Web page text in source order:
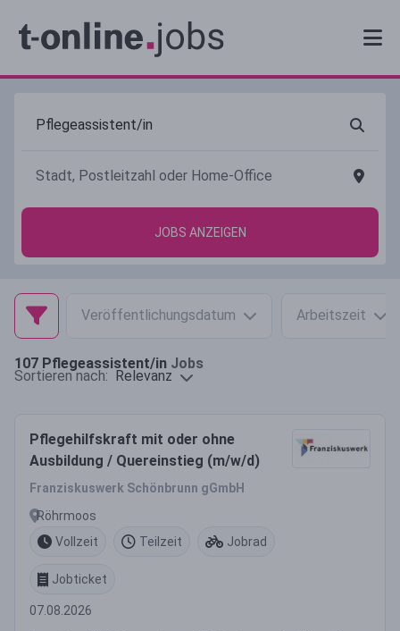
JOBS ANZEIGEN
Veröffentlichungsdatum Arbeitszeit
107 Pflegeassistent/in Jobs
Sortieren nach: Relevanz
Pflegehilfskraft mit oder ohne
Ausbildung / Quereinstieg (m/w/d)
Franziskuswerk Schönbrunn gGmbH
Röhrmoos
Vollzeit
Teilzeit Jobrad
Jobticket
07.08.2026